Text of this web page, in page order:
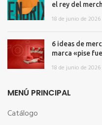
el rey del
18 de junio de 2026
6 ideas de
marca «pise
18 de junio de 2026
MENÚ PRINCIPAL
Catálogo